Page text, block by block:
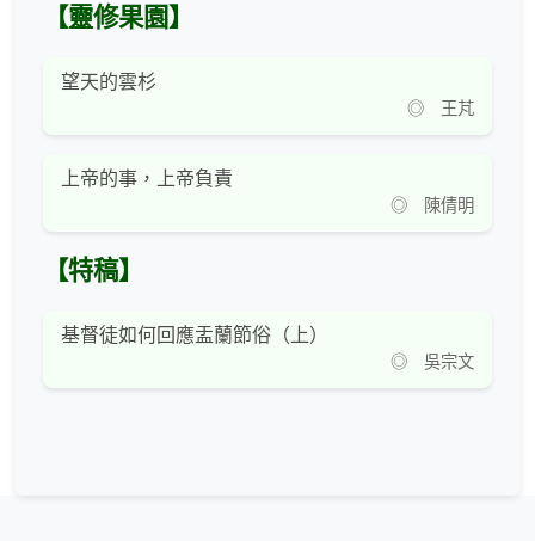
【靈修果園】
望天的雲杉
◎ 王芃
上帝的事，上帝負責
◎ 陳倩明
【特稿】
基督徒如何回應盂蘭節俗（上）
◎ 吳宗文